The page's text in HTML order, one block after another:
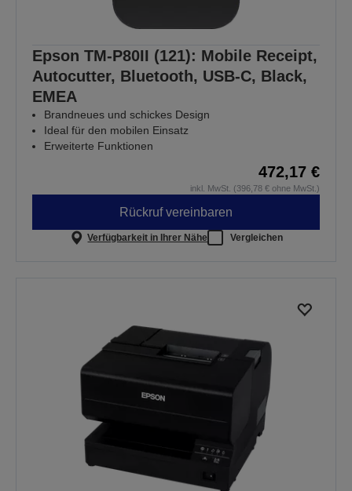
Epson TM-P80II (121): Mobile Receipt,
Autocutter, Bluetooth, USB-C, Black,
EMEA
Brandneues und schickes Design
Ideal für den mobilen Einsatz
Erweiterte Funktionen
472,17 €
inkl. MwSt. (396,78 € ohne MwSt.)
Rückruf vereinbaren
Verfügbarkeit in Ihrer Nähe Vergleichen